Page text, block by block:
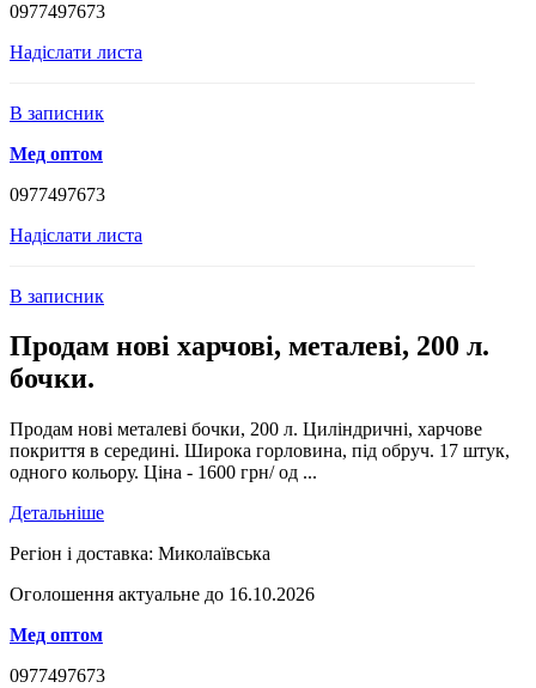
0977497673
Надіслати листа
В записник
Мед оптом
0977497673
Надіслати листа
В записник
Продам нові харчові, металеві, 200 л.
бочки.
Продам нові металеві бочки, 200 л. Циліндричні, харчове
покриття в середині. Широка горловина, під обруч. 17 штук,
одного кольору. Ціна - 1600 грн/ од ...
Детальніше
Регіон і доставка: Миколаївська
Оголошення актуальне до 16.10.2026
Мед оптом
0977497673